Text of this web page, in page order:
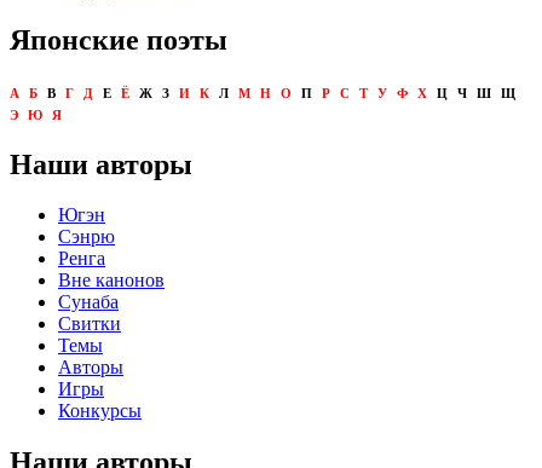
Японские поэты
А Б В Г Д Е Ё Ж З И К Л М Н О П Р С Т У Ф Х Ц Ч Ш
Щ
Э
Ю Я
Наши авторы
Югэн
Сэнрю
Ренга
Вне канонов
Сунаба
Свитки
Темы
Авторы
Игры
Конкурсы